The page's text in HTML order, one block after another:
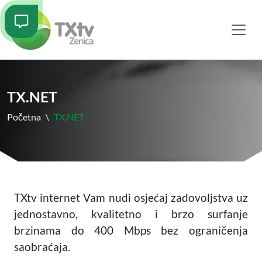
TX.NET
Početna \ TX.NET
TXtv internet Vam nudi osjećaj zadovoljstva uz
jednostavno, kvalitetno i brzo surfanje
brzinama do 400 Mbps bez ograničenja
saobraćaja.